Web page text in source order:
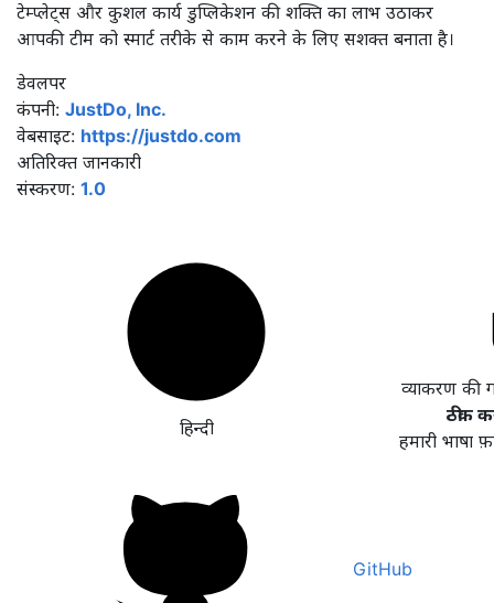
टेम्प्लेट्स और कुशल कार्य डुप्लिकेशन की शक्ति का लाभ उठाकर
आपकी टीम को स्मार्ट तरीके से काम करने के लिए सशक्त बनाता है।
डेवलपर
कंपनी: JustDo, Inc.
वेबसाइट: https://justdo.com
अतिरिक्त जानकारी
संस्करण: 1.0
हिन्दी
व्याकरण की
ठीक
हमारी भाषा
GitHub